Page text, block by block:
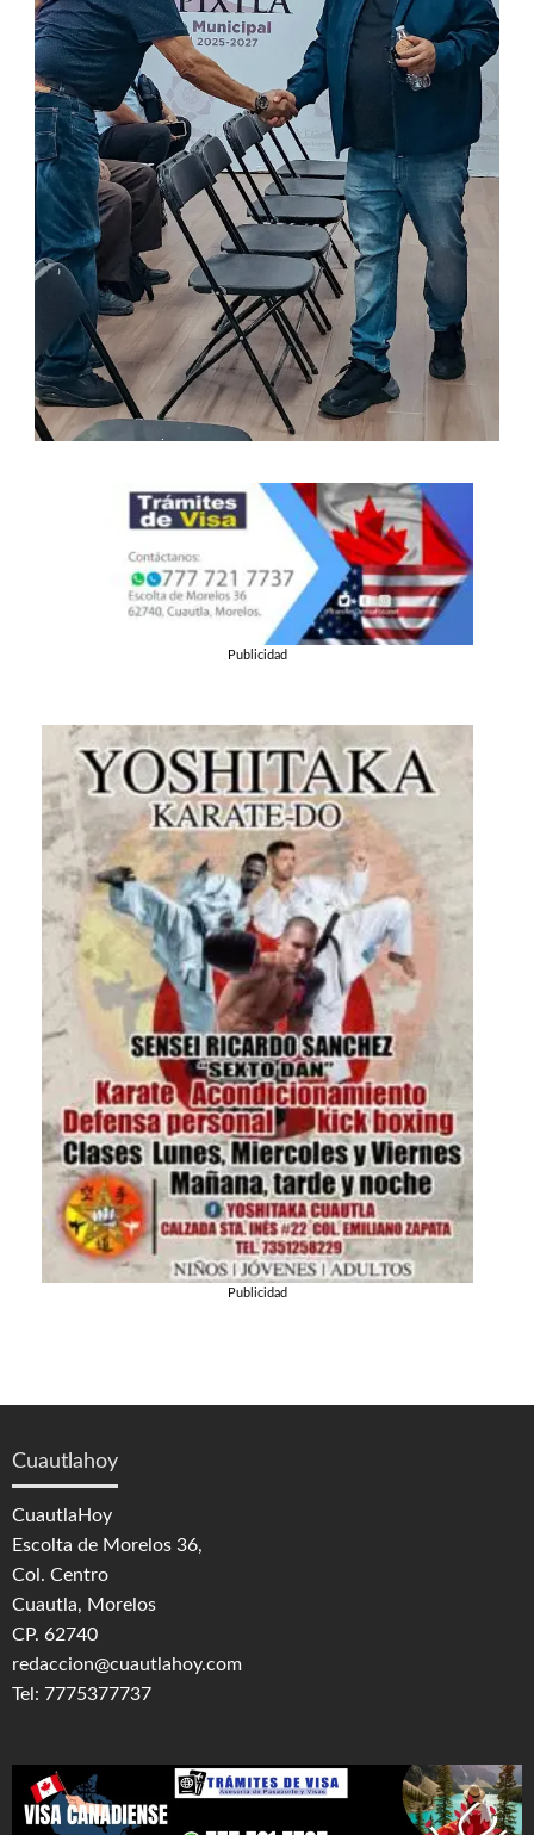
Publicidad
Publicidad
Cuautlahoy
CuautlaHoy
Escolta de Morelos 36,
Col. Centro
Cuautla, Morelos
CP. 62740
redaccion@cuautlahoy.com
Tel: 7775377737